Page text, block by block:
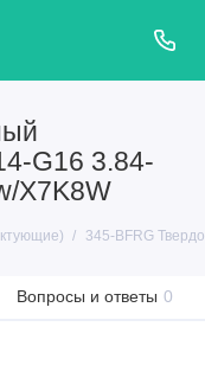
G16 3.84-
X7K8W
345-BFRG
Вопросы и ответы 0